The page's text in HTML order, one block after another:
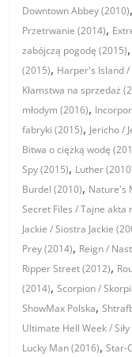
Downtown Abbey (2010),
Przetrwanie (2014),
zabójczą pogodę (2015),
(2015), Harper's Island
Kłamstwa na sprzedaż
młodym (2016),
fabryki (2015), Jericho /
Bitwa o ciężką wodę
Spy (2015), Luther
Burdel (2010), Nature's
Secret Files / Tajne akta
Jackie / Siostra Jackie
Prey (2014), Reign /
Ripper Street (2012),
(2014),Scorpion /
ShowMax Polska,
Ultimate Hell Week /
Lucky Man (2016),Star-